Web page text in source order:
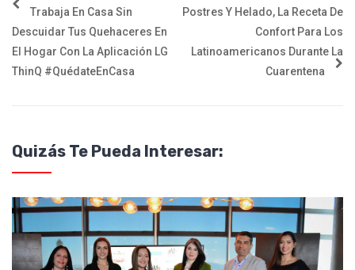
Trabaja En Casa Sin
Descuidar Tus Quehaceres En
El Hogar Con La Aplicación LG
ThinQ #QuédateEnCasa
Postres Y Helado, La Receta De
Confort Para Los
Latinoamericanos Durante La
Cuarentena
Quizás Te Pueda Interesar: